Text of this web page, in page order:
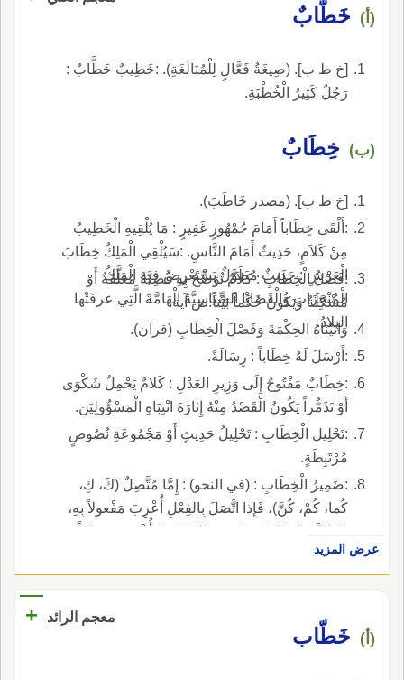
(أ) خَطَّابٌ
[خ ط ب]. (صِيغَةُ فَعَّالٍ لِلْمُبَالَغَةِ). :خَطِيبٌ خَطَّابٌ :
رَجُلٌ كَثِيرُ الْخُطْبَةِ.
(ب) خِطَابٌ
[خ ط ب]. (مصدر خَاطَبَ).
:أَلْقَى خِطَاباً أَمَامَ جُمْهُورٍ غَفِيرٍ : مَا يُلْقِيهِ الْخَطِيبُ
مِنْ كَلاَمٍ، حَدِيثٌ أَمَامَ النَّاسِ. :سَيُلْقِي الْمَلِكُ خِطَابَ
الْعَرْشِ : حَدِيثٌ مُطَوَّلٌ يَسْتَعْرِضُ فِيهِ الْمَلِكُ
الْمُنْجَزَاتِ وَالْقَضَايَا السِّيَاسِيَّةَ الْهَامَّةَ الَّتِي عرفَتْها
البِلادُ.
:فَصْلُ الْخِطَابِ : كَلاَمٌ تُوَضَّحُ بِهِ قَضِيَّةٌ مُعَلَّقَةٌ أَوْ
مُشْكِلَةٌ وَيَكُونُ حُكْماً بَيِّناً.ص آية.
وَآتَيْنَاهُ الحِكْمَةَ وَفَصْلَ الْخِطَابِ (قرآن).
:أَرْسَلَ لَهُ خِطَاباً : رِسَالَةً.
:خِطَابٌ مَفْتُوحٌ إِلَى وَزِيرِ العَدْلِ : كَلاَمٌ يَحْمِلُ شَكْوَى
أَوْ تَذَمُّراً يَكُونُ الْقَصْدُ مِنْهُ إِثارَةَ انْتِبَاهِ الْمَسْؤُولِيَن.
:تَحْلِيل الْخِطَابِ : تَحْلِيلُ حَدِيثٍ أَوْ مَجْمُوعَةِ نُصُوصٍ
مُرْتَبِطَةٍ.
:ضَمِيرُ الْخِطَابِ : (في النحو) : إِمَّا مُتَّصِلٌ (كَ، كِ،
كُما، كُمْ، كُنَّ)، فَإذا اتَّصَلَ بِالفِعْلِ أُعْرِبَ مَفْعولاً بِهِ،
وَإذا اتَّصَلَ بالاسْمِ (ضمير الملكيّة)، أُعْرِبَ مُضافاً
إِلَيْهِ وَإمَّا مُنْفَصِلٌ: (أَنْتَ، أَنْتِ، أَنْتُما، أَنْتُمْ، أَنْتُنَّ).عرض المزيد
معجم الرائد +
(أ) خَطّاب